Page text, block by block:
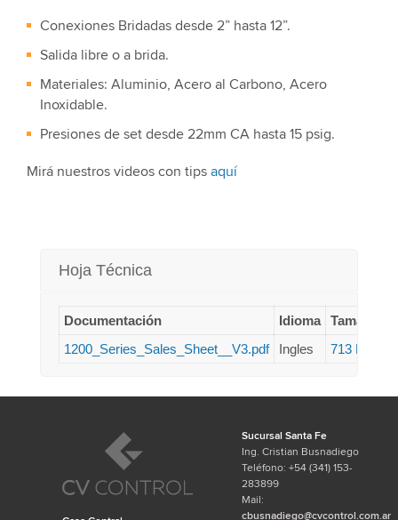
Conexiones Bridadas desde 2” hasta 12”.
Salida libre o a brida.
Materiales: Aluminio, Acero al Carbono, Acero
Inoxidable.
Presiones de set desde 22mm CA hasta 15 psig.
Mirá nuestros videos con tips aquí
Hoja Técnica
Documentación Idioma
Tamaño
1200_Series_Sales_Sheet__V3.pdf
Ingles 713 KB
Sucursal Santa Fe
Ing. Cristian Busnadiego
Teléfono: +54 (341) 153-
283899
Mail:
cbusnadiego@cvcontrol.com.ar